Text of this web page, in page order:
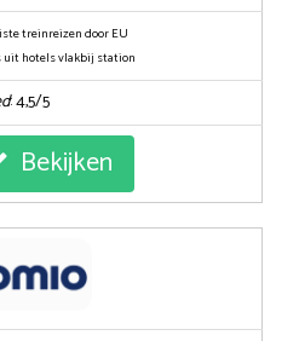
treinreizen door EU
uit hotels vlakbij station
: 4,5/5
Bekijken